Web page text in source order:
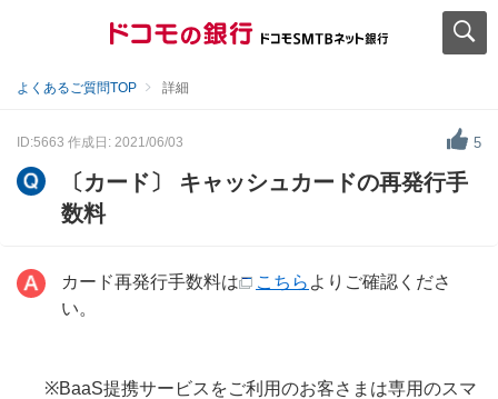
よくあるご質問TOP 詳細
ID:5663 作成日: 2021/06/03 5
〔カード〕 キャッシュカードの再発行手
数料
カード再発行手数料は こちら よりご確認くださ
い。
※BaaS提携サービスをご利用のお客さまは専用のスマ